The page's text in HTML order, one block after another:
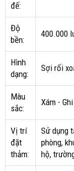
đế:
Độ
bền:
400.000
Hình
dạng:
Sợi rối
Màu
sắc:
Xám -
Vị trí
đặt
thảm:
Sử dụng
phòng,
hộ,